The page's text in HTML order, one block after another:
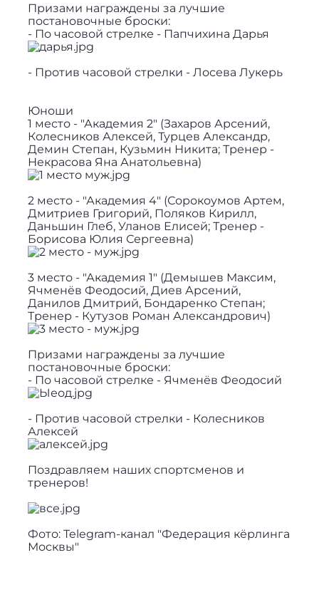
Призами награждены за лучшие
постановочные броски:
- По часовой стрелке - Папчихина Дарья
- Против часовой стрелки - Лосева Лукерь
Юноши
1 место - "Академия 2" (Захаров Арсений,
Колесников Алексей, Турцев Александр,
Демин Степан, Кузьмин Никита; Тренер -
Некрасова Яна Анатольевна)
2 место - "Академия 4" (Сорокоумов Артем,
Дмитриев Григорий, Поляков Кирилл,
Даньшин Глеб, Уланов Елисей; Тренер -
Борисова Юлия Сергеевна)
3 место - "Академия 1" (Демышев Максим,
Ячменёв Феодосий, Диев Арсений,
Данилов Дмитрий, Бондаренко Степан;
Тренер - Кутузов Роман Александрович)
Призами награждены за лучшие
постановочные броски:
- По часовой стрелке - Ячменёв Феодосий
- Против часовой стрелки - Колесников
Алексей
Поздравляем наших спортсменов и
тренеров!
Фото: Telegram-канал "Федерация кёрлинга
Москвы"